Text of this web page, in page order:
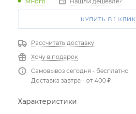
КУПИТЬ В 1 КЛИК
Рассчитать доставку
Хочу в подарок
Самовывоз сегодня - бесплатно
Доставка завтра - от 400 ₽
Характеристики